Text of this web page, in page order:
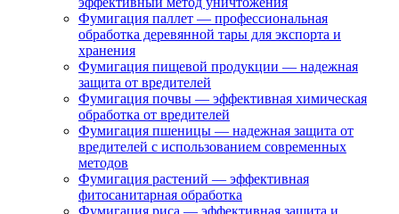
Фумигация паллет — профессиональная
обработка деревянной тары для экспорта и
хранения
Фумигация пищевой продукции — надежная
защита от вредителей
Фумигация почвы — эффективная химическая
обработка от вредителей
Фумигация пшеницы — надежная защита от
вредителей с использованием современных
методов
Фумигация растений — эффективная
фитосанитарная обработка
Фумигация риса — эффективная защита и